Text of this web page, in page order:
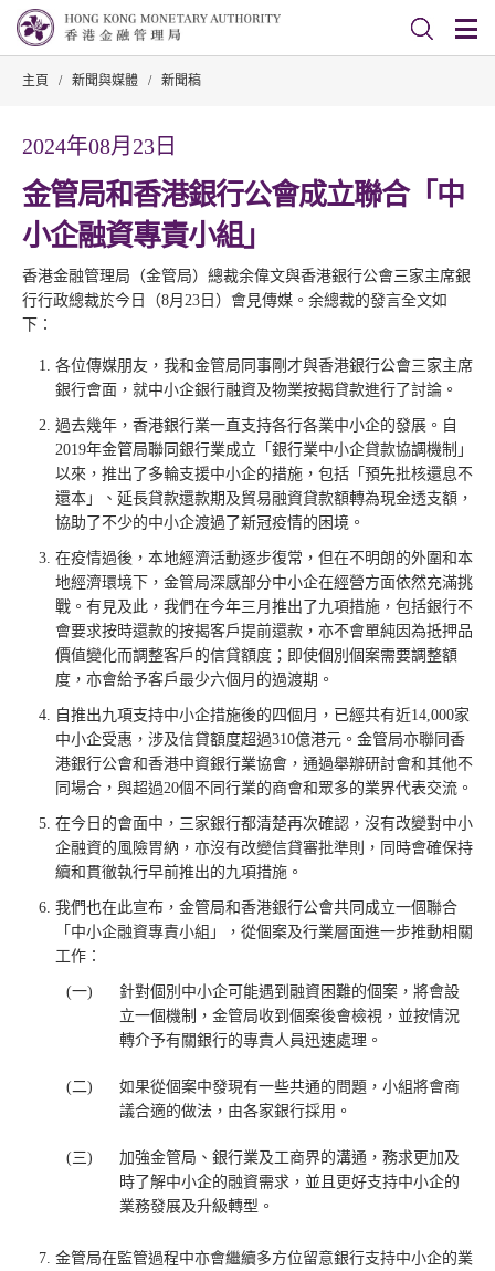
主頁 / 新聞與媒體 / 新聞稿
2024年08月23日
金管局和香港銀行公會成立聯合「中
小企融資專責小組」
香港金融管理局（金管局）總裁余偉文與香港銀行公會三家主席銀
行行政總裁於今日（8月23日）會見傳媒。余總裁的發言全文如
下：
各位傳媒朋友，我和金管局同事剛才與香港銀行公會三家主席
銀行會面，就中小企銀行融資及物業按揭貸款進行了討論。
過去幾年，香港銀行業一直支持各行各業中小企的發展。自
2019年金管局聯同銀行業成立「銀行業中小企貸款協調機制」
以來，推出了多輪支援中小企的措施，包括「預先批核還息不
還本」、延長貸款還款期及貿易融資貸款額轉為現金透支額，
協助了不少的中小企渡過了新冠疫情的困境。
在疫情過後，本地經濟活動逐步復常，但在不明朗的外圍和本
地經濟環境下，金管局深感部分中小企在經營方面依然充滿挑
戰。有見及此，我們在今年三月推出了九項措施，包括銀行不
會要求按時還款的按揭客戶提前還款，亦不會單純因為抵押品
價值變化而調整客戶的信貸額度；即使個別個案需要調整額
度，亦會給予客戶最少六個月的過渡期。
自推出九項支持中小企措施後的四個月，已經共有近14,000家
中小企受惠，涉及信貸額度超過310億港元。金管局亦聯同香
港銀行公會和香港中資銀行業協會，通過舉辦研討會和其他不
同場合，與超過20個不同行業的商會和眾多的業界代表交流。
在今日的會面中，三家銀行都清楚再次確認，沒有改變對中小
企融資的風險胃納，亦沒有改變信貸審批準則，同時會確保持
續和貫徹執行早前推出的九項措施。
我們也在此宣布，金管局和香港銀行公會共同成立一個聯合
「中小企融資專責小組」，從個案及行業層面進一步推動相關
工作：
(一)
針對個別中小企可能遇到融資困難的個案，將會設
立一個機制，金管局收到個案後會檢視，並按情況
轉介予有關銀行的專責人員迅速處理。
(二)
如果從個案中發現有一些共通的問題，小組將會商
議合適的做法，由各家銀行採用。
(三)
加強金管局、銀行業及工商界的溝通，務求更加及
時了解中小企的融資需求，並且更好支持中小企的
業務發展及升級轉型。
金管局在監管過程中亦會繼續多方位留意銀行支持中小企的業